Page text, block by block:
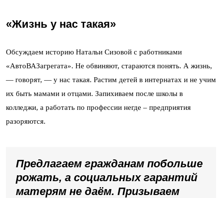
«Жизнь у нас такая»
Обсуждаем историю Натальи Сизовой с работниками
«АвтоВАЗагрегата». Не обвиняют, стараются понять. А жизнь,
— говорят, — у нас такая. Растим детей в интернатах и не учим
их быть мамами и отцами. Запихиваем после школы в
колледжи, а работать по профессии негде – предприятия
разоряются.
Предлагаем гражданам побольше
рожать, а социальных гарантий
матерям не даём. Призываем